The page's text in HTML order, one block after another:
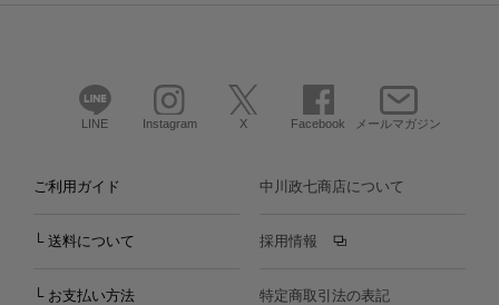
LINE Instagram X Facebook メールマガジン
ご利用ガイド
└ 送料について
└ お支払い方法
中川政七商店について
採用情報
特定商取引法の表記